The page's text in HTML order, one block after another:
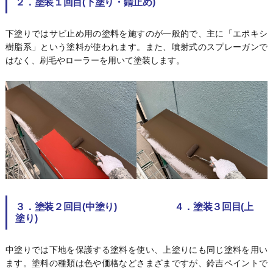
２．塗装１回目(下塗り・錆止め)
下塗りではサビ止め用の塗料を施すのが一般的で、主に「エポキシ
樹脂系」という塗料が使われます。また、噴射式のスプレーガンで
はなく、刷毛やローラーを用いて塗装します。
３．塗装２回目(中塗り) ４．塗装３回目(上
塗り)
中塗りでは下地を保護する塗料を使い、上塗りにも同じ塗料を用い
ます。塗料の種類は色や価格などさまざまですが、鈴吉ペイントで